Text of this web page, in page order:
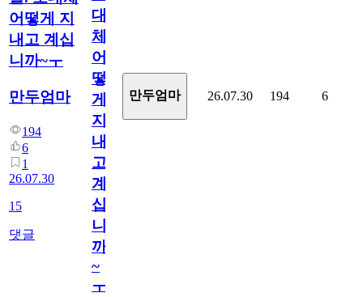
어떻게 지
내고 계십
니까~ㅜ
만두엄마
194
6
1
26.07.30
15
댓글
대
체
어
떻
게
지
내
고
계
십
니
까
~
ㅜ
만두엄마 26.07.30 194 6